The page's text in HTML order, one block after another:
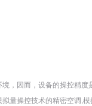
，因而，设备的操控精
量操控技术的精密空调,